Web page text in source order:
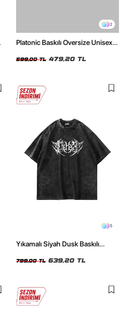
2
Platonic Baskılı Oversize Unisex
599,00 TL 479,20 TL
5
Yıkamalı Siyah Dusk Baskılı
799,00 TL 639,20 TL